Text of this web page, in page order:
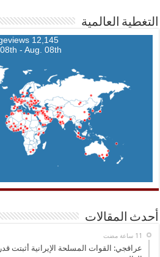
التغطية العالمية
12,145 Pageviews
- Aug. 08th
أحدث المقالات
عراقجي: القوات المسلحة الإيرانية أثبتت